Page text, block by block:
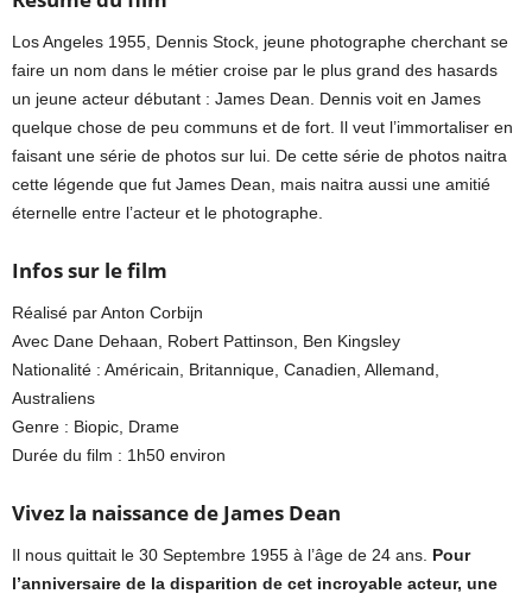
Los Angeles 1955, Dennis Stock, jeune photographe cherchant se
faire un nom dans le métier croise par le plus grand des hasards
un jeune acteur débutant : James Dean. Dennis voit en James
quelque chose de peu communs et de fort. Il veut l’immortaliser en
faisant une série de photos sur lui. De cette série de photos naitra
cette légende que fut James Dean, mais naitra aussi une amitié
éternelle entre l’acteur et le photographe.
Infos sur le film
Réalisé par Anton Corbijn
Avec Dane Dehaan, Robert Pattinson, Ben Kingsley
Nationalité : Américain, Britannique, Canadien, Allemand,
Australiens
Genre : Biopic, Drame
Durée du film : 1h50 environ
Vivez la naissance de James Dean
Il nous quittait le 30 Septembre 1955 à l’âge de 24 ans. Pour
l’anniversaire de la disparition de cet incroyable acteur, une